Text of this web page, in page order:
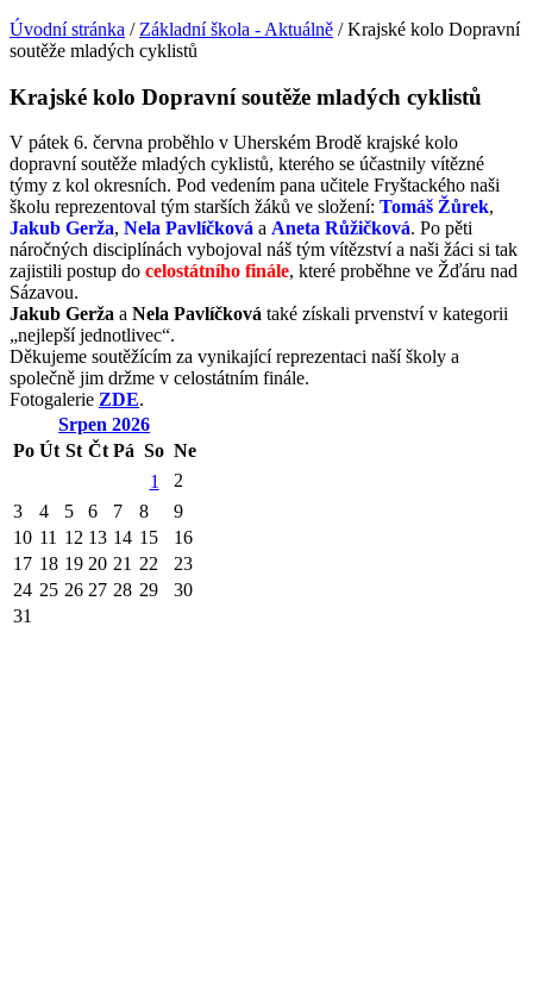
Úvodní stránka / Základní škola - Aktuálně /Krajské kolo Dopravní
soutěže mladých cyklistů
Krajské kolo Dopravní soutěže mladých cyklistů
V pátek 6. června proběhlo v Uherském Brodě krajské kolo
dopravní soutěže mladých cyklistů, kterého se účastnily vítězné
týmy z kol okresních. Pod vedením pana učitele Fryštackého naši
školu reprezentoval tým starších žáků ve složení: Tomáš Žůrek,
Jakub Gerža, Nela Pavlíčková a Aneta Růžičková. Po pěti
náročných disciplínách vybojoval náš tým vítězství a naši žáci si tak
zajistili postup do celostátního finále, které proběhne ve Žďáru nad
Sázavou.
Jakub Gerža a Nela Pavlíčková také získali prvenství v kategorii
„nejlepší jednotlivec“.
Děkujeme soutěžícím za vynikající reprezentaci naší školy a
společně jim držme v celostátním finále.
Fotogalerie ZDE.
Srpen 2026
Po Út St Čt Pá So Ne
1
2
3
4 5 6 7 8
9
10 11 12 13 14 15
16
17 18 19 20 21 22
23
24 25 26 27 28 29
30
31